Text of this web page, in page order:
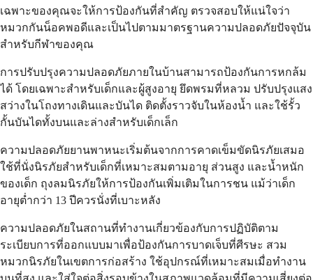
เฉพาะของคุณจะให้การป้องกันที่สำคัญ ตรวจสอบให้แน่ใจว่า
หมวกกันน็อคพอดีและเป็นไปตามมาตรฐานความปลอดภัยปัจจุบัน
สำหรับกีฬาของคุณ
การปรับปรุงความปลอดภัยภายในบ้านสามารถป้องกันการหกล้ม
ได้ โดยเฉพาะสำหรับเด็กและผู้สูงอายุ ยึดพรมที่หลวม ปรับปรุงแสง
สว่างในโถงทางเดินและบันได ติดตั้งราวจับในห้องน้ำ และใช้รั้ว
กั้นบันไดทั้งบนและล่างสำหรับเด็กเล็ก
ความปลอดภัยยานพาหนะเริ่มต้นจากการคาดเข็มขัดนิรภัยเสมอ
ใช้ที่นั่งนิรภัยสำหรับเด็กที่เหมาะสมตามอายุ ส่วนสูง และน้ำหนัก
ของเด็ก ถุงลมนิรภัยให้การป้องกันเพิ่มเติมในการชน แม้ว่าเด็ก
อายุต่ำกว่า 13 ปีควรนั่งที่เบาะหลัง
ความปลอดภัยในสถานที่ทำงานเกี่ยวข้องกับการปฏิบัติตาม
ระเบียบการที่ออกแบบมาเพื่อป้องกันการบาดเจ็บที่ศีรษะ สวม
หมวกนิรภัยในเขตการก่อสร้าง ใช้อุปกรณ์ที่เหมาะสมเมื่อทำงาน